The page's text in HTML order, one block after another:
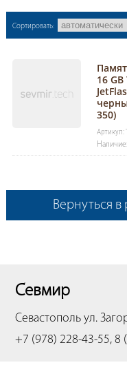
Сортировать:
16
350)
Артикул:
Вернуться в
Севмир
Севастополь ул.
+7 (978) 228-43-55, 8